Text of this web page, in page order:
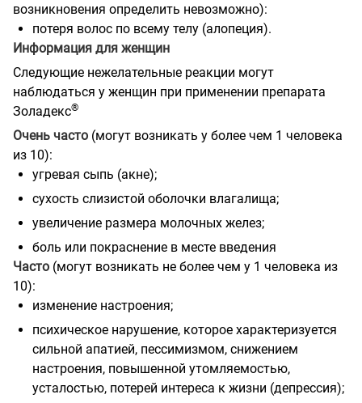
возникновения определить невозможно):
потеря волос по всему телу (алопеция).
Информация для женщин
Следующие нежелательные реакции могут
наблюдаться у женщин при применении препарата
Золадекс®
Очень часто (могут возникать у более чем 1 человека
из 10):
угревая сыпь (акне);
сухость слизистой оболочки влагалища;
увеличение размера молочных желез;
боль или покраснение в месте введения
Часто (могут возникать не более чем у 1 человека из
10):
изменение настроения;
психическое нарушение, которое характеризуется
сильной апатией, пессимизмом, снижением
настроения, повышенной утомляемостью,
усталостью, потерей интереса к жизни (депрессия);